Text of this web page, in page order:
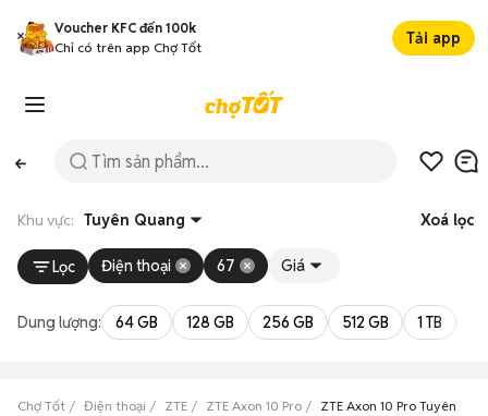
Voucher KFC đến 100k
Chỉ có trên app Chợ Tốt
Tải app
Khu vực: Tuyên Quang Xoá lọc
Lọc Điện thoại 67 Giá
Dung lượng: 64 GB 128 GB 256 GB 512 GB 1 TB
Chợ Tốt Điện thoại ZTE ZTE Axon 10 Pro ZTE Axon 10 Pro Tuyên